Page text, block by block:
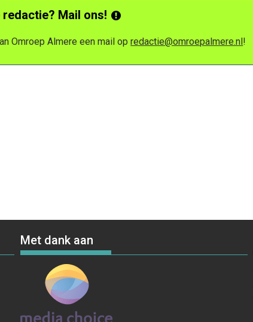
Mail ons!
Omroep Almere een mail opredactie@omroepalmere.nl!
Met dank aan